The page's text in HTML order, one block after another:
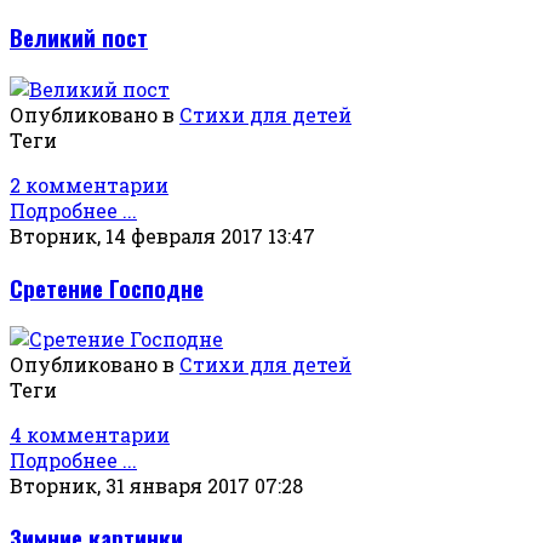
Великий пост
Опубликовано в Стихи для детей
Теги
2 комментарии
Подробнее ...
Вторник, 14 февраля 2017 13:47
Сретение Господне
Опубликовано в Стихи для детей
Теги
4 комментарии
Подробнее ...
Вторник, 31 января 2017 07:28